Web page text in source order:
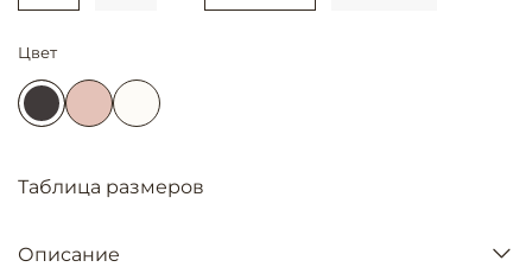
Цвет
Таблица размеров
Описание